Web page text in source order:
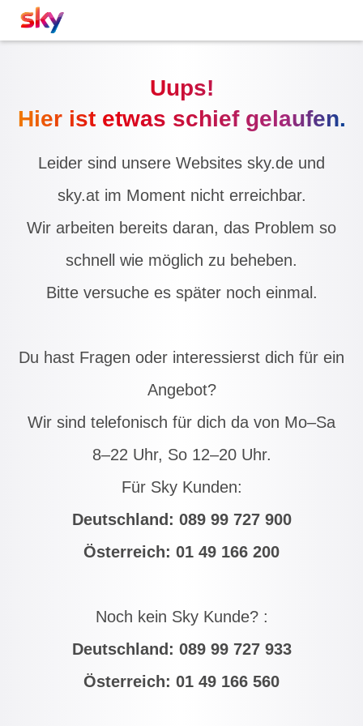
Uups!
Hier ist etwas schief gelaufen.
Leider sind unsere Websites sky.de und
sky.at im Moment nicht erreichbar.
Wir arbeiten bereits daran, das Problem so
schnell wie möglich zu beheben.
Bitte versuche es später noch einmal.
Du hast Fragen oder interessierst dich für ein
Angebot?
Wir sind telefonisch für dich da von Mo–Sa
8–22 Uhr, So 12–20 Uhr.
Für Sky Kunden:
Deutschland: 089 99 727 900
Österreich: 01 49 166 200
Noch kein Sky Kunde? :
Deutschland: 089 99 727 933
Österreich: 01 49 166 560